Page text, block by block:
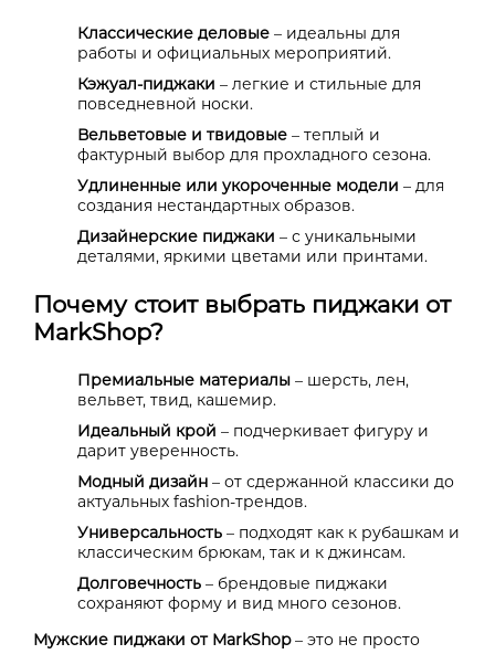
Классические деловые – идеальны для
работы и официальных мероприятий.
Кэжуал-пиджаки – легкие и стильные для
повседневной носки.
Вельветовые и твидовые – теплый и
фактурный выбор для прохладного сезона.
Удлиненные или укороченные модели – для
создания нестандартных образов.
Дизайнерские пиджаки – с уникальными
деталями, яркими цветами или принтами.
Почему стоит выбрать пиджаки от
MarkShop?
Премиальные материалы – шерсть, лен,
вельвет, твид, кашемир.
Идеальный крой – подчеркивает фигуру и
дарит уверенность.
Модный дизайн – от сдержанной классики до
актуальных fashion-трендов.
Универсальность – подходят как к рубашкам и
классическим брюкам, так и к джинсам.
Долговечность – брендовые пиджаки
сохраняют форму и вид много сезонов.
Мужские пиджаки от MarkShop– это не просто